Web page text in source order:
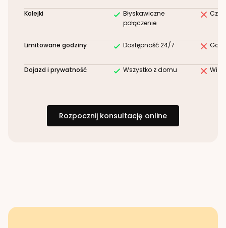
Kolejki
Błyskawiczne
połączenie
Limitowane godziny Dostępność 24/7
Dojazd i prywatność Wszystko z domu
Rozpocznij konsultację online